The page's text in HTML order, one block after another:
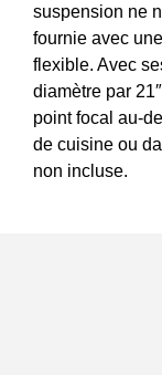
suspension ne
fournie avec
flexible. Avec
diamètre par
point focal au-
de cuisine ou
non incluse.